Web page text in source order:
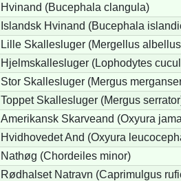
Hvinand (Bucephala clangula)
Islandsk Hvinand (Bucephala
Lille Skallesluger (Mergellus
Hjelmskallesluger (Lophodytes
Stor Skallesluger (Mergus
Toppet Skallesluger (Mergus
Amerikansk Skarveand (Oxyura
Hvidhovedet And (Oxyura
Nathøg (Chordeiles minor)
Rødhalset Natravn (Caprimulgus